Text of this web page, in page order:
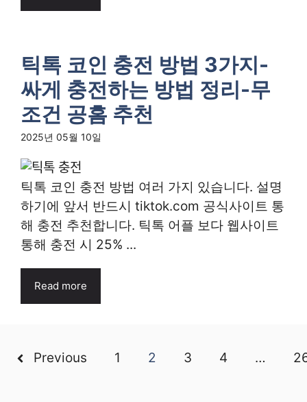
틱톡 코인 충전 방법 3가지-
싸게 충전하는 방법 정리-무
조건 공홈 추천
2025년 05월 10일
틱톡 코인 충전 방법 여러 가지 있습니다. 설명
하기에 앞서 반드시 tiktok.com 공식사이트 통
해 충전 추천합니다. 틱톡 어플 보다 웹사이트
통해 충전 시 25% ...
Read more
Previous 1 2 3 4 …